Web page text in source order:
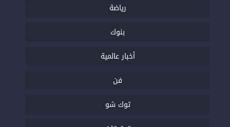
رياضة
بنوك
أخبار عالمية
فن
توك شو